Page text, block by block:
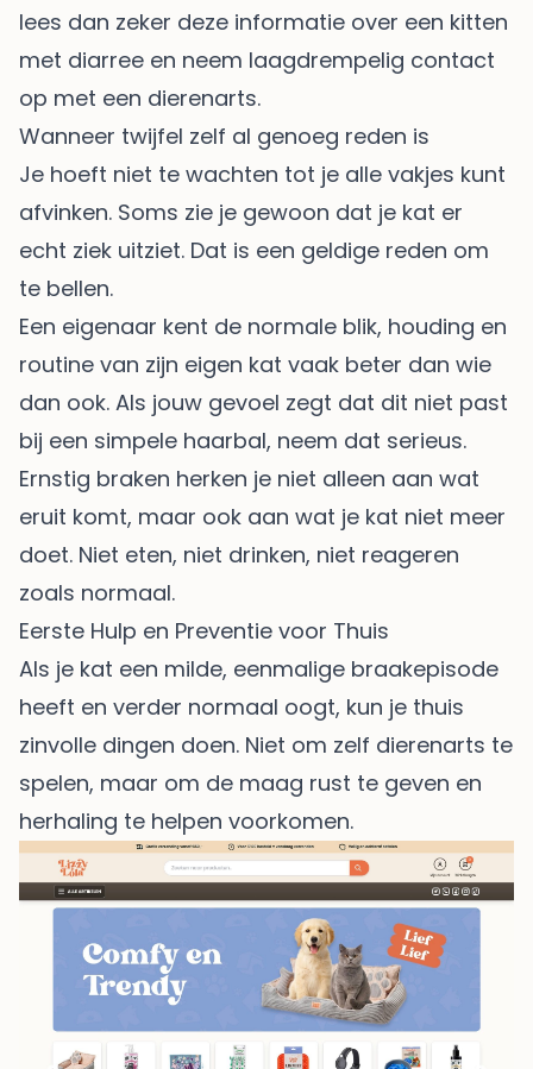
lees dan zeker deze informatie over een kitten
met diarree en neem laagdrempelig contact
op met een dierenarts.
Wanneer twijfel zelf al genoeg reden is
Je hoeft niet te wachten tot je alle vakjes kunt
afvinken. Soms zie je gewoon dat je kat er
echt ziek uitziet. Dat is een geldige reden om
te bellen.
Een eigenaar kent de normale blik, houding en
routine van zijn eigen kat vaak beter dan wie
dan ook. Als jouw gevoel zegt dat dit niet past
bij een simpele haarbal, neem dat serieus.
Ernstig braken herken je niet alleen aan wat
eruit komt, maar ook aan wat je kat niet meer
doet. Niet eten, niet drinken, niet reageren
zoals normaal.
Eerste Hulp en Preventie voor Thuis
Als je kat een milde, eenmalige braakepisode
heeft en verder normaal oogt, kun je thuis
zinvolle dingen doen. Niet om zelf dierenarts te
spelen, maar om de maag rust te geven en
herhaling te helpen voorkomen.